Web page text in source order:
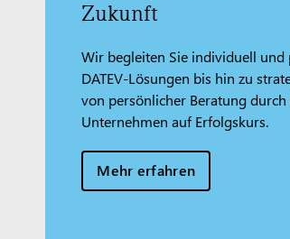
Zukunft
Wir begleiten Sie individuell
DATEV-Lösungen bis hin zu
von persönlicher Beratung durch
Unternehmen auf Erfolgskurs.
Mehr erfahren